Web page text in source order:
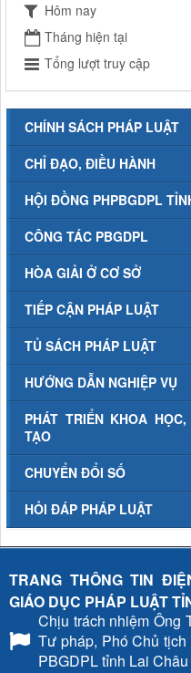
Hôm nay
Tháng hiện tại
Tổng lượt truy cập
CHÍNH SÁCH PHÁP LUẬT
CHỈ ĐẠO, ĐIỀU HÀNH
HỘI ĐỒNG PHPBGDPL
CÔNG TÁC PBGDPL
HÒA GIẢI Ở CƠ SỞ
TIẾP CẬN PHÁP LUẬT
TỦ SÁCH PHÁP LUẬT
HƯỚNG DẪN NGHIỆP VỤ
PHÁT TRIỂN KHOA
TẠO
CHUYỂN ĐỔI SỐ
HỎI ĐÁP PHÁP LUẬT
TRANG THÔNG TIN
GIÁO DỤC PHÁP LUẬT
Chịu trách nhiệmÔng
Tư pháp, Phó Chủ
PBGDPL tỉnh Lai Châu